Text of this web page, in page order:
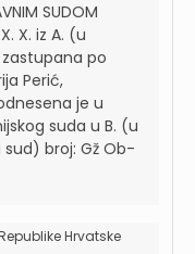
SUDOM
X. iz A. (u
po
Perić,
je u
suda u B. (u
broj: Gž Ob-
Hrvatske